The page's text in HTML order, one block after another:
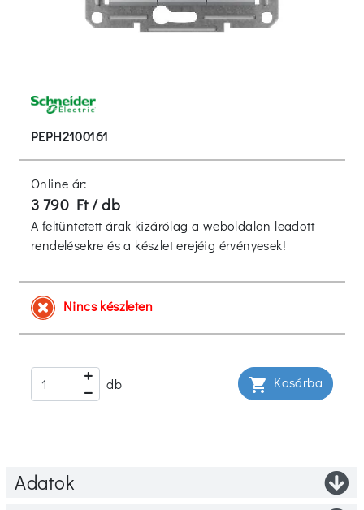
PEPH2100161
Online ár:
3 790 Ft / db
A feltüntetett árak kizárólag a weboldalon leadott
rendelésekre és a készlet erejéig érvényesek!
Nincs készleten
db shopping_cart Kosárba
Adatok